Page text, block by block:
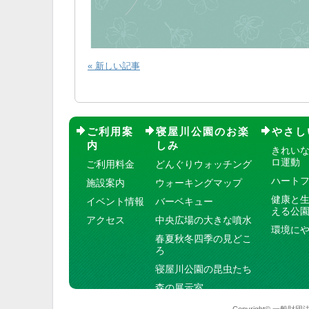
« 新しい記事
ご利用案
内
ご利用料金
施設案内
イベント情報
アクセス
寝屋川公園のお楽
しみ
どんぐりウォッチング
ウォーキングマップ
バーベキュー
中央広場の大きな噴水
春夏秋冬四季の見どこ
ろ
寝屋川公園の昆虫たち
森の展示室
やさ
きれい
ロ運動
ハート
健康と
える公園
環境に